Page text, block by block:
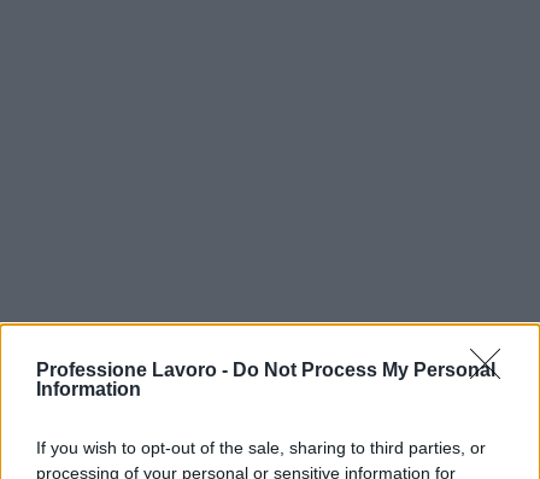
Professione Lavoro - Do Not Process My Personal
Information
If you wish to opt-out of the sale, sharing to third parties, or
processing of your personal or sensitive information for
In sintesi, il digitale è un alleato indispensabile ma
non esaustivo: per non perdere risorse occorre un